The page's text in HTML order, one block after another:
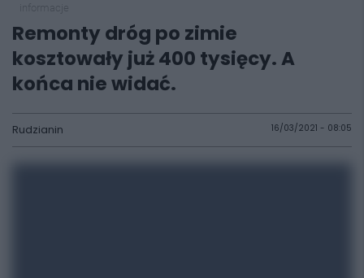
Remonty dróg po zimie
kosztowały już 400 tysięcy. A
końca nie widać.
Rudzianin 16/03/2021 - 08:05